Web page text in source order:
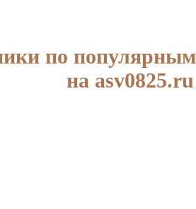
по
на asv0825.ru